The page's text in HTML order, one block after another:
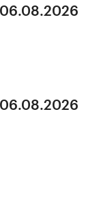
06.08.2026
06.08.2026